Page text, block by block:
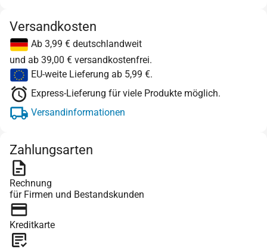
Versandkosten
Ab 3,99 € deutschlandweit
und ab 39,00 € versandkostenfrei.
EU-weite Lieferung ab 5,99 €.
Express-Lieferung für viele Produkte möglich.
Versandinformationen
Zahlungsarten
Rechnung
für Firmen und Bestandskunden
Kreditkarte